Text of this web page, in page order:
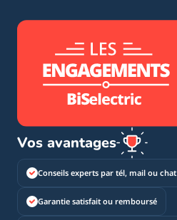
Vos avantages
Conseils experts par tél, mail ou chat
Garantie satisfait ou remboursé